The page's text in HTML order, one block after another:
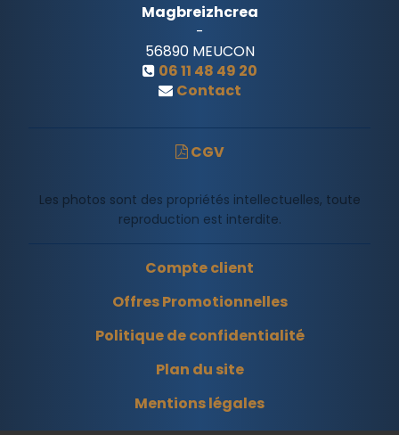
Magbreizhcrea
-
56890 MEUCON
06 11 48 49 20
Contact
CGV
Les photos sont des propriétés intellectuelles, toute
reproduction est interdite.
Compte client
Offres Promotionnelles
Politique de confidentialité
Plan du site
Mentions légales